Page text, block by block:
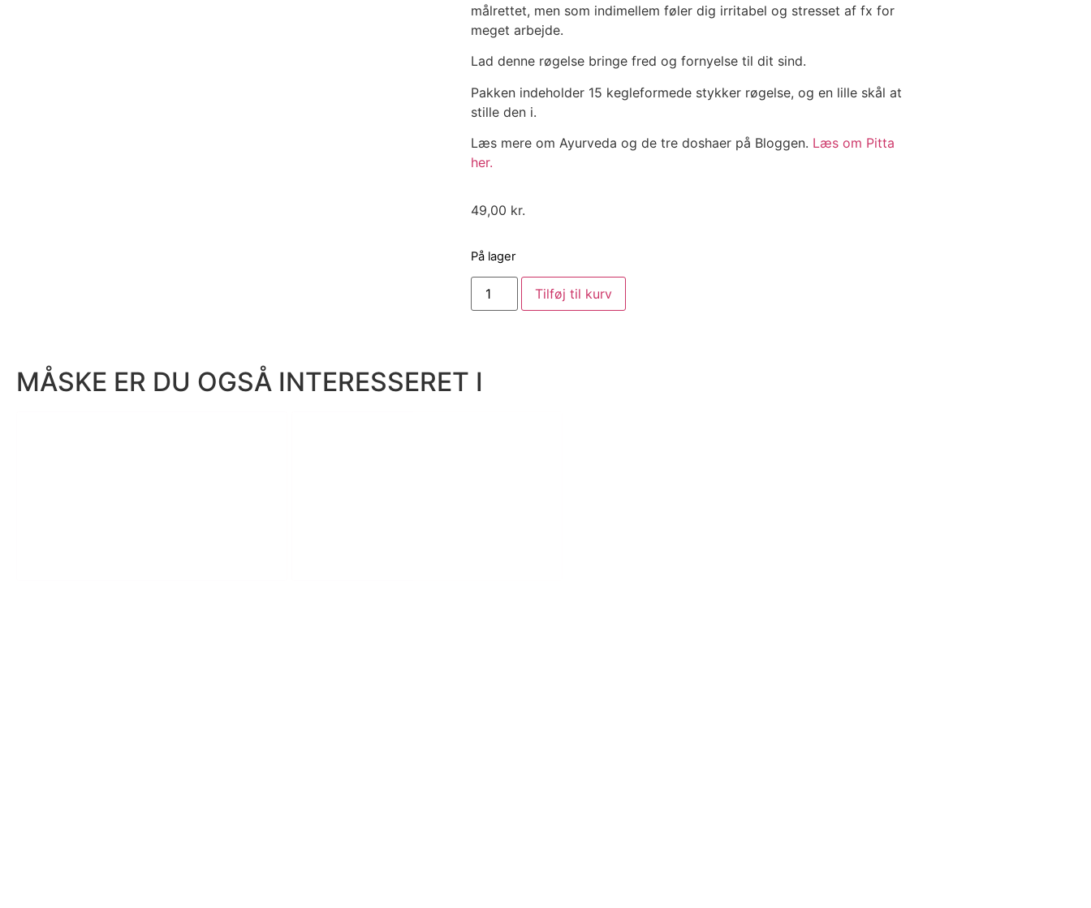
målrettet, men som indimellem føler dig irritabel og stresset af fx for
meget arbejde.
Lad denne røgelse bringe fred og fornyelse til dit sind.
Pakken indeholder 15 kegleformede stykker røgelse, og en lille skål at
stille den i.
Læs mere om Ayurveda og de tre doshaer på Bloggen. Læs om Pitta
her.
49,00 kr.
På lager
Tilføj til kurv
MÅSKE ER DU OGSÅ INTERESSERET I